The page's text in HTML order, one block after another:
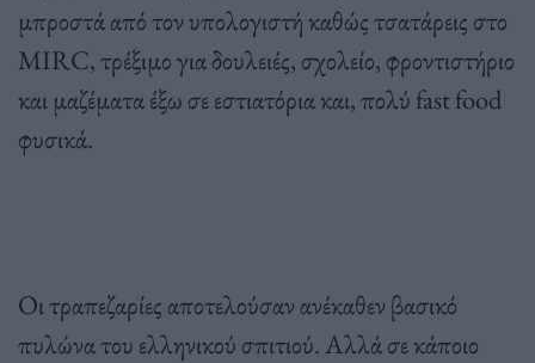
μπροστά από τον υπολογιστή καθώς τσατάρεις στο
MIRC, τρέξιμο για δουλειές, σχολείο, φροντιστήριο
και μαζέματα έξω σε εστιατόρια και, πολύ fast food
φυσικά.
Οι τραπεζαρίες αποτελούσαν ανέκαθεν βασικό
πυλώνα του ελληνικού σπιτιού. Αλλά σε κάποιο